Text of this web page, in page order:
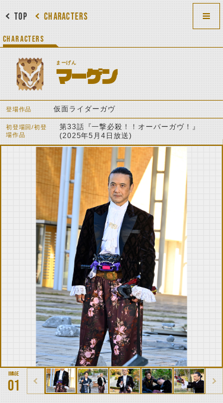
CHARACTERS
TOP
CHARACTERS
まーげん
マーゲン
登場作品 仮面ライダーガヴ
初登場回/初登
場作品
第33話『一撃必殺！！オーバーガヴ！』
(2025年5月4日放送)
01